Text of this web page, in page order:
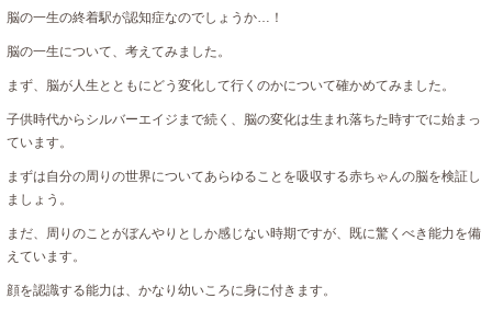
脳の一生の終着駅が認知症なのでしょうか…！
脳の一生について、考えてみました。
まず、脳が人生とともにどう変化して行くのかについて確かめてみました。
子供時代からシルバーエイジまで続く、脳の変化は生まれ落ちた時すでに始まっ
ています。
まずは自分の周りの世界についてあらゆることを吸収する赤ちゃんの脳を検証し
ましょう。
まだ、周りのことがぼんやりとしか感じない時期ですが、既に驚くべき能力を備
えています。
顔を認識する能力は、かなり幼いころに身に付きます。